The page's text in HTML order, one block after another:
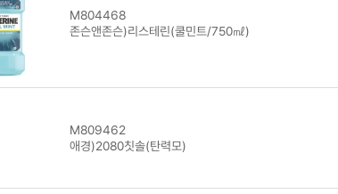
M804468
존슨앤존슨)리스테린(쿨민트/750㎖)
M809462
애경)2080칫솔(탄력모)